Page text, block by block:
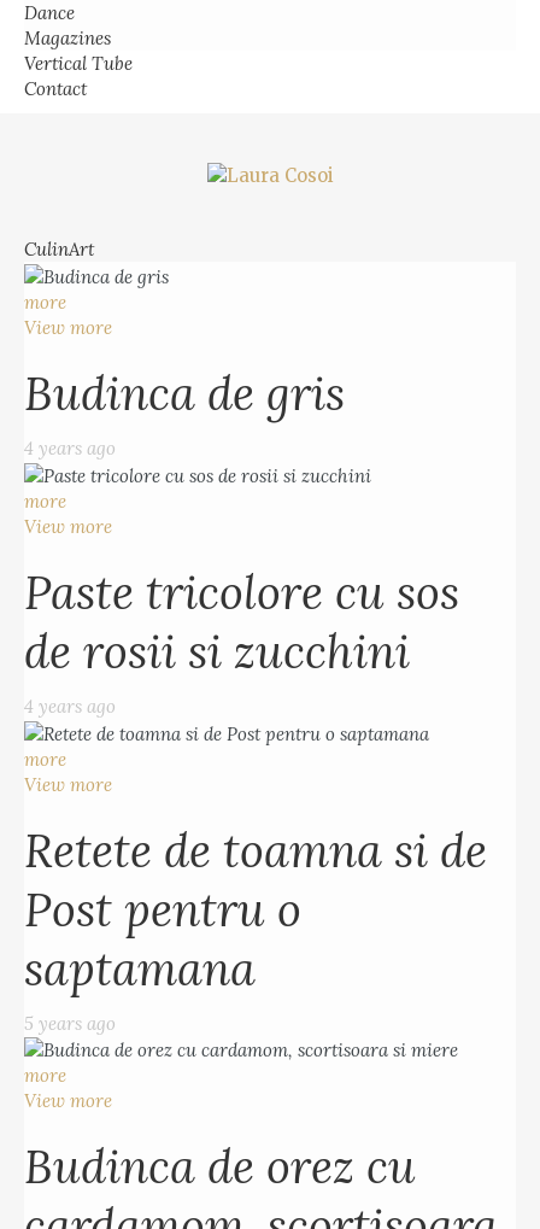
Dance
Magazines
Vertical Tube
Contact
CulinArt
more
View more
Budinca de gris
4 years ago
more
View more
Paste tricolore cu sos
de rosii si zucchini
4 years ago
more
View more
Retete de toamna si de
Post pentru o
saptamana
5 years ago
more
View more
Budinca de orez cu